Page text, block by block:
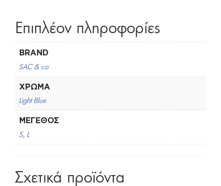
Επιπλέον πληροφορίες
BRAND
SAC & co
ΧΡΏΜΑ
Light Blue
ΜΈΓΕΘΟΣ
S, L
Σχετικά προϊόντα